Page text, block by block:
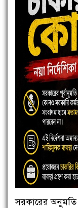
সরকারের অনুমতি